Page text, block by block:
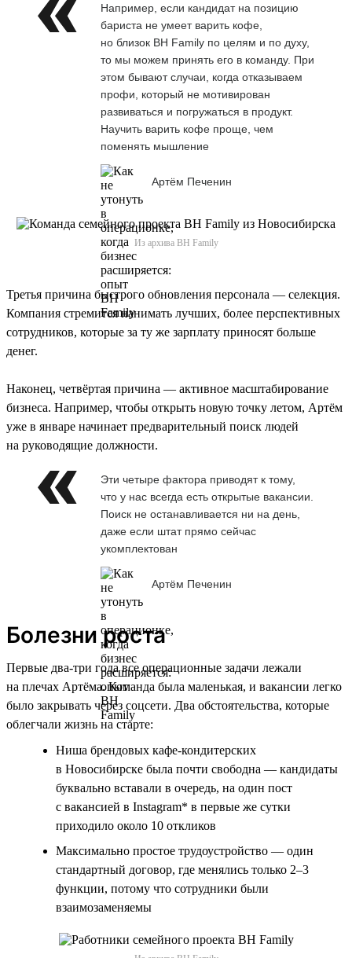
Например, если кандидат на позицию
бариста не умеет варить кофе,
но близок BH Family по целям и по духу,
то мы можем принять его в команду. При
этом бывают случаи, когда отказываем
профи, который не мотивирован
развиваться и погружаться в продукт.
Научить варить кофе проще, чем
поменять мышление
Артём Печенин
Из архива BH Family
Третья причина быстрого обновления персонала — селекция.
Компания стремится нанимать лучших, более перспективных
сотрудников, которые за ту же зарплату приносят больше
денег.
Наконец, четвёртая причина — активное масштабирование
бизнеса. Например, чтобы открыть новую точку летом, Артём
уже в январе начинает предварительный поиск людей
на руководящие должности.
Эти четыре фактора приводят к тому,
что у нас всегда есть открытые вакансии.
Поиск не останавливается ни на день,
даже если штат прямо сейчас
укомплектован
Артём Печенин
Болезни роста
Первые два-три года все операционные задачи лежали
на плечах Артёма. Команда была маленькая, и вакансии легко
было закрывать через соцсети. Два обстоятельства, которые
облегчали жизнь на старте:
Ниша брендовых кафе-кондитерских
в Новосибирске была почти свободна — кандидаты
буквально вставали в очередь, на один пост
с вакансией в Instagram* в первые же сутки
приходило около 10 откликов
Максимально простое трудоустройство — один
стандартный договор, где менялись только 2–3
функции, потому что сотрудники были
взаимозаменяемы